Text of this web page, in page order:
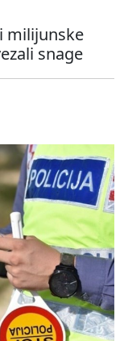
milijunske
snage